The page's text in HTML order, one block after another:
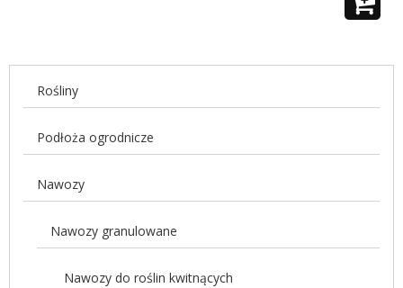
Rośliny
Podłoża ogrodnicze
Nawozy
Nawozy granulowane
Nawozy do roślin kwitnących